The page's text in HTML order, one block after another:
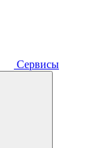
Сервисы